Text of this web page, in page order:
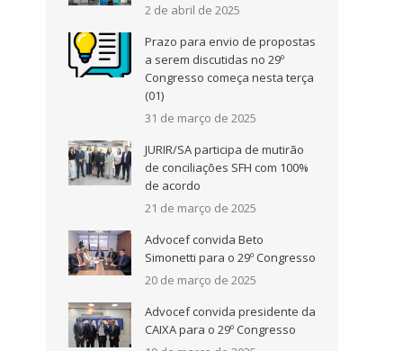
2 de abril de 2025
Prazo para envio de propostas
a serem discutidas no 29º
Congresso começa nesta terça
(01)
31 de março de 2025
JURIR/SA participa de mutirão
de conciliações SFH com 100%
de acordo
21 de março de 2025
Advocef convida Beto
Simonetti para o 29º Congresso
20 de março de 2025
Advocef convida presidente da
CAIXA para o 29º Congresso